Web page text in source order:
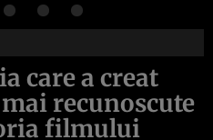
care a creat
recunoscute
filmului